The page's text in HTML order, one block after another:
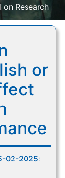
Research
or
02-2025;